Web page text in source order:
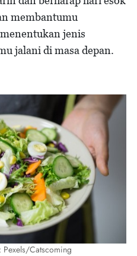
membantumu
jenis
jalani di masa depan.
Pexels/Catscoming